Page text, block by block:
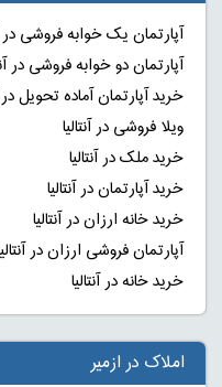
آپارتمان یک خوابه فروشی در
آپارتمان دو خوابه فروشی در
خرید آپارتمان آماده تحویل در
ویلا فروشی در آنتالیا
خرید ملک در آنتالیا
خرید آپارتمان در آنتالیا
خرید خانه ارزان در آنتالیا
آپارتمان فروشی ارزان در
خرید خانه در آنتالیا
املاک در ازمیر